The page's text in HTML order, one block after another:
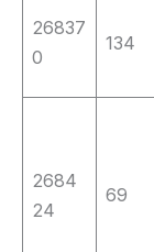
26837
0
134
2684
24
69